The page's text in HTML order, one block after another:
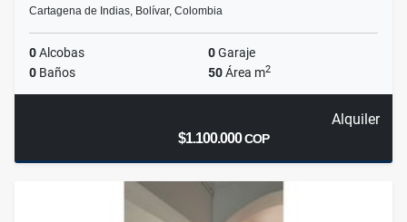
Cartagena de Indias, Bolívar, Colombia
0Alcobas 0Garaje
0 Baños 50Área m2
Alquiler
$1.100.000COP